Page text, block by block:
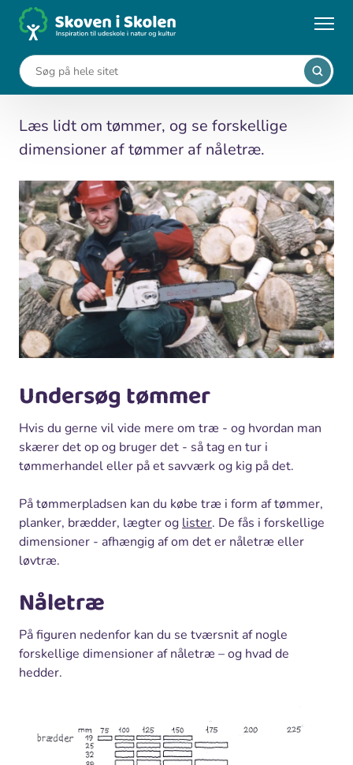
... Leksikon Tømmer
Tømmer
Læs lidt om tømmer, og se forskellige
dimensioner af tømmer af nåletræ.
Undersøg tømmer
Hvis du gerne vil vide mere om træ - og hvordan man
skærer det op og bruger det - så tag en tur i
tømmerhandel eller på et savværk og kig på det.
På tømmerpladsen kan du købe træ i form af tømmer,
planker, brædder, lægter og lister. De fås i forskellige
dimensioner - afhængig af om det er nåletræ eller
løvtræ.
Nåletræ
På figuren nedenfor kan du se tværsnit af nogle
forskellige dimensioner af nåletræ – og hvad de
hedder.